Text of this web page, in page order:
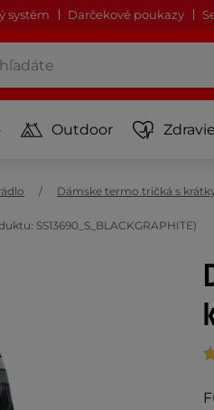
systém Darčekové poukazy
Outdoor
Dámske termo tričká s
SS13690_S_BLACKGRAPHITE)